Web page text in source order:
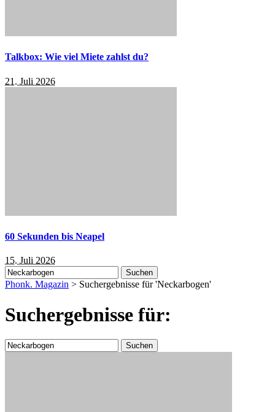
Talkbox: Wie viel Miete zahlst du?
21. Juli 2026
60 Sekunden bis Neapel
15. Juli 2026
Suchen
nach:
Phonk. Magazin > Suchergebnisse für 'Neckarbogen'
Suchergebnisse für:
Suchen
nach: